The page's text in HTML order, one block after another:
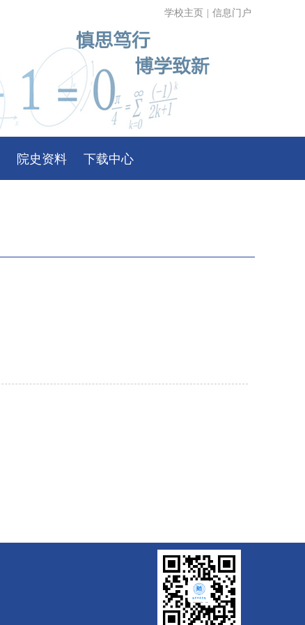
学校主页 信息门户
院史资料 下载中心